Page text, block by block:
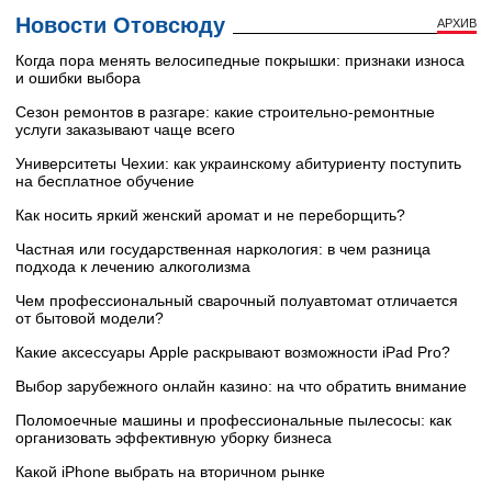
Новости Отовсюду АРХИВ
Когда пора менять велосипедные покрышки: признаки износа
и ошибки выбора
Сезон ремонтов в разгаре: какие строительно-ремонтные
услуги заказывают чаще всего
Университеты Чехии: как украинскому абитуриенту поступить
на бесплатное обучение
Как носить яркий женский аромат и не переборщить?
Частная или государственная наркология: в чем разница
подхода к лечению алкоголизма
Чем профессиональный сварочный полуавтомат отличается
от бытовой модели?
Какие аксессуары Apple раскрывают возможности iPad Pro?
Выбор зарубежного онлайн казино: на что обратить внимание
Поломоечные машины и профессиональные пылесосы: как
организовать эффективную уборку бизнеса
Какой iPhone выбрать на вторичном рынке